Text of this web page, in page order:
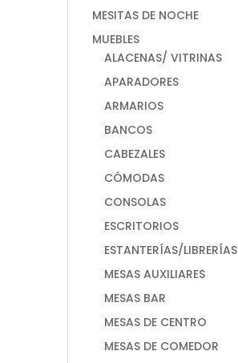
MESITAS DE NOCHE
MUEBLES
ALACENAS/ VITRINAS
APARADORES
ARMARIOS
BANCOS
CABEZALES
CÓMODAS
CONSOLAS
ESCRITORIOS
ESTANTERÍAS/LIBRERÍAS
MESAS AUXILIARES
MESAS BAR
MESAS DE CENTRO
MESAS DE COMEDOR